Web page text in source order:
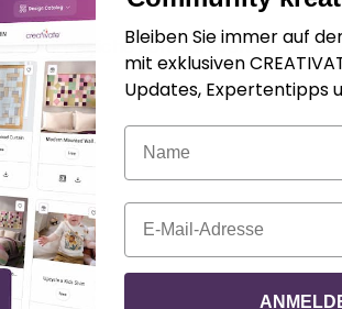
erforderliche Softwareversion
2
Bleiben Sie immer auf
mit exklusiven
Updates, Expertentipps
Name
E-Mail